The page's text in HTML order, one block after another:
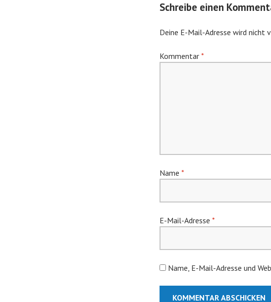
Schreibe einen
Deine E-Mail-Adresse wird
Kommentar *
Name *
E-Mail-Adresse *
Name, E-Mail-Adresse und